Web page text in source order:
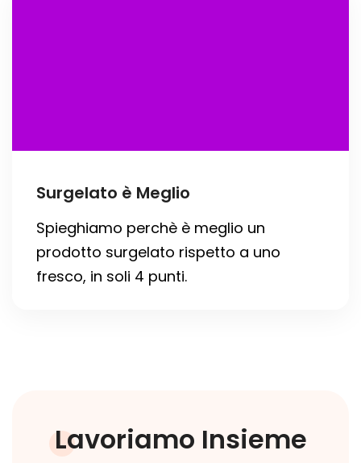
Surgelato è Meglio
Spieghiamo perchè è meglio un
prodotto surgelato rispetto a uno
fresco, in soli 4 punti.
Lavoriamo Insieme